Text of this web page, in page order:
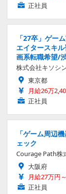
正社員
「27卒」ゲー
エイタースキ
画系転職希望/
株式会社キソシ
東京都
月給26万
正社員
「ゲーム周辺
ェック
Courage Path株
大阪府
月給27万円
正社員